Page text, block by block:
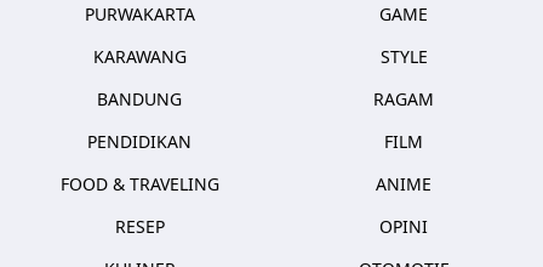
PURWAKARTA
KARAWANG
BANDUNG
PENDIDIKAN
FOOD & TRAVELING
RESEP
GAME
STYLE
RAGAM
FILM
ANIME
OPINI